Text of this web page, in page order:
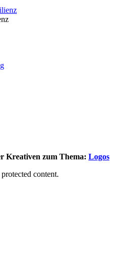
Kreativen zum Thema: Logos
content.